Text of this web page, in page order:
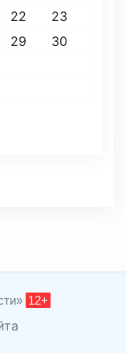
22
23
29
30
12+